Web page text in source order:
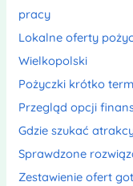
pracy
Lokalne oferty
Wielkopolski
Pożyczki krótko
Przegląd opcji
Gdzie szukać
Sprawdzone
Zestawienie ofert